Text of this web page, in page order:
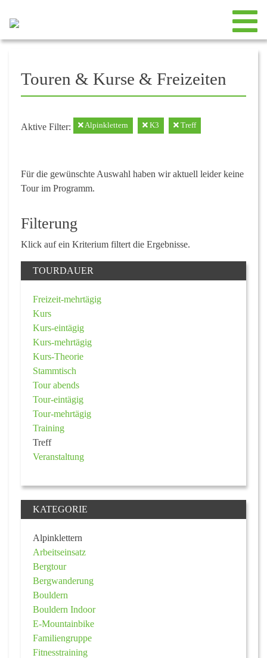
Touren & Kurse & Freizeiten
Aktive Filter: Alpinklettern K3 Treff
Für die gewünschte Auswahl haben wir aktuell leider keine
Tour im Programm.
Filterung
Klick auf ein Kriterium filtert die Ergebnisse.
TOURDAUER
Freizeit-mehrtägig
Kurs
Kurs-eintägig
Kurs-mehrtägig
Kurs-Theorie
Stammtisch
Tour abends
Tour-eintägig
Tour-mehrtägig
Training
Treff
Veranstaltung
KATEGORIE
Alpinklettern
Arbeitseinsatz
Bergtour
Bergwanderung
Bouldern
Bouldern Indoor
E-Mountainbike
Familiengruppe
Fitnesstraining